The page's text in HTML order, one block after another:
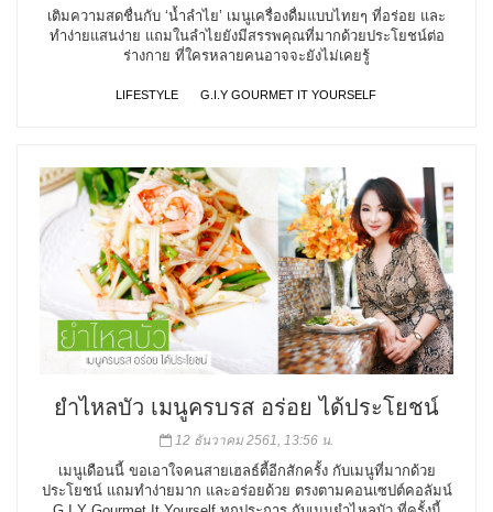
เติมความสดชื่นกับ ‘น้ำลำไย’ เมนูเครื่องดื่มแบบไทยๆ ที่อร่อย และ
ทำง่ายแสนง่าย แถมในลำไยยังมีสรรพคุณที่มากด้วยประโยชน์ต่อ
ร่างกาย ที่ใครหลายคนอาจจะยังไม่เคยรู้
LIFESTYLE G.I.Y GOURMET IT YOURSELF
ยำไหลบัว เมนูครบรส อร่อย ได้ประโยชน์
12 ธันวาคม 2561, 13:56 น.
เมนูเดือนนี้ ขอเอาใจคนสายเฮลธ์ตี้อีกสักครั้ง กับเมนูที่มากด้วย
ประโยชน์ แถมทำง่ายมาก และอร่อยด้วย ตรงตามคอนเซปต์คอลัมน์